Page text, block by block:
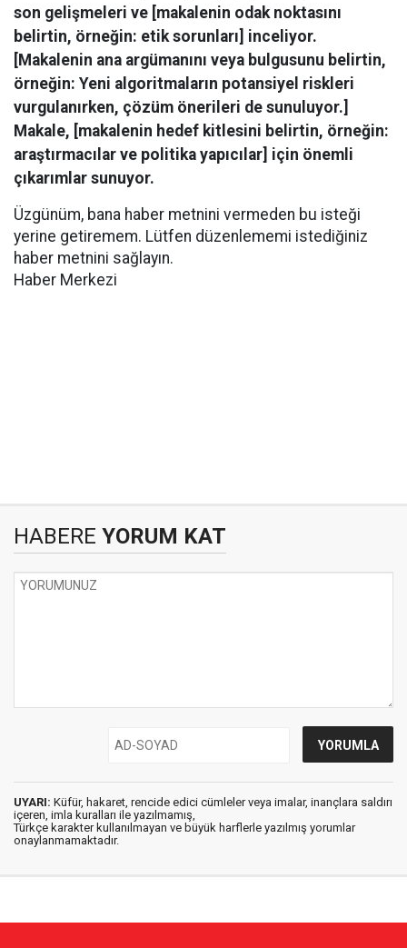
son gelişmeleri ve [makalenin odak noktasını
belirtin, örneğin: etik sorunları] inceliyor.
[Makalenin ana argümanını veya bulgusunu belirtin,
örneğin: Yeni algoritmaların potansiyel riskleri
vurgulanırken, çözüm önerileri de sunuluyor.]
Makale, [makalenin hedef kitlesini belirtin, örneğin:
araştırmacılar ve politika yapıcılar] için önemli
çıkarımlar sunuyor.
Üzgünüm, bana haber metnini vermeden bu isteği
yerine getiremem. Lütfen düzenlememi istediğiniz
haber metnini sağlayın.
Haber Merkezi
HABERE YORUM KAT
UYARI: Küfür, hakaret, rencide edici cümleler veya imalar, inançlara saldırı
içeren, imla kuralları ile yazılmamış,
Türkçe karakter kullanılmayan ve büyük harflerle yazılmış yorumlar
onaylanmamaktadır.